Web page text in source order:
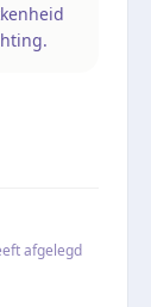
afgelegd